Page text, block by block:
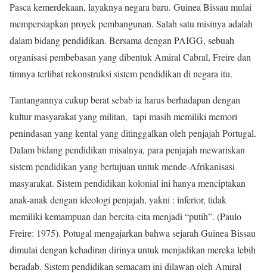
Pasca kemerdekaan, layaknya negara baru. Guinea Bissau mulai
mempersiapkan proyek pembangunan. Salah satu misinya adalah
dalam bidang pendidikan. Bersama dengan PAIGG, sebuah
organisasi pembebasan yang dibentuk Amiral Cabral, Freire dan
timnya terlibat rekonstruksi sistem pendidikan di negara itu.
Tantangannya cukup berat sebab ia harus berhadapan dengan
kultur masyarakat yang militan, tapi masih memiliki memori
penindasan yang kental yang ditinggalkan oleh penjajah Portugal.
Dalam bidang pendidikan misalnya, para penjajah mewariskan
sistem pendidikan yang bertujuan untuk mende-Afrikanisasi
masyarakat. Sistem pendidikan kolonial ini hanya menciptakan
anak-anak dengan ideologi penjajah, yakni : inferior, tidak
memiliki kemampuan dan bercita-cita menjadi “putih”. (Paulo
Freire: 1975). Potugal mengajarkan bahwa sejarah Guinea Bissau
dimulai dengan kehadiran dirinya untuk menjadikan mereka lebih
beradab. Sistem pendidikan semacam ini dilawan oleh Amiral